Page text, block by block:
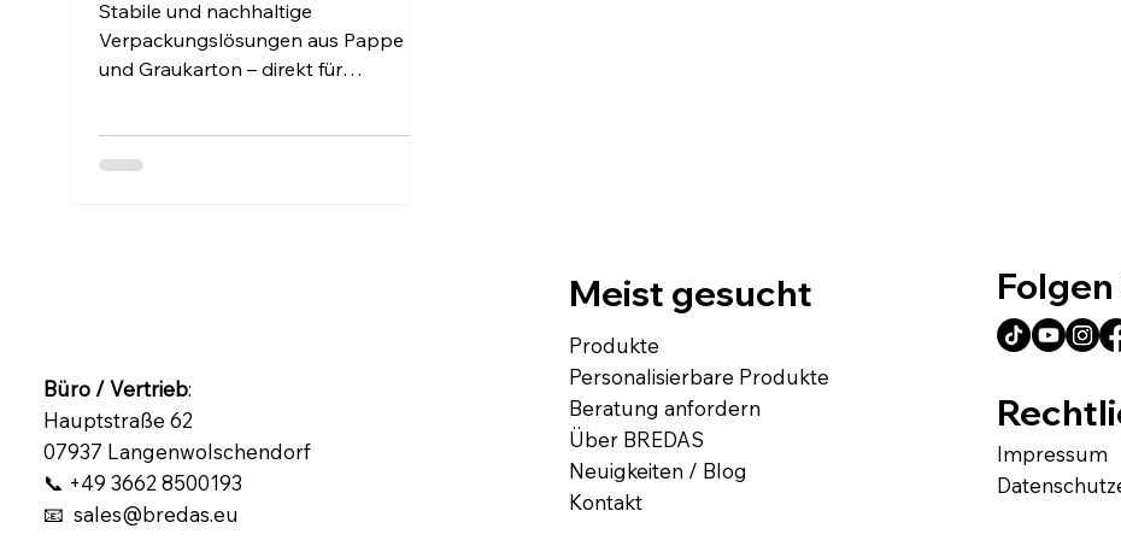
Stabile und nachhaltige
Verpackungslösungen aus Pappe
und Graukarton – direkt für
maßgeschneiderte
Meist gesucht
Produkte
Personalisierbare Produkte
Beratung anfordern
Über BREDAS
Neuigkeiten / Blog
Kontakt
Büro / Vertrieb:
Hauptstraße 62
07937 Langenwolschendorf
📞 +49 3662 8500193
📧 sales@bredas.eu
Impressum